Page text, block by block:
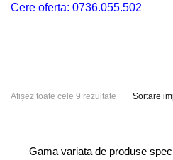
Cere oferta: 0736.055.502
Afișez toate cele 9 rezultate
Gama variata de produse